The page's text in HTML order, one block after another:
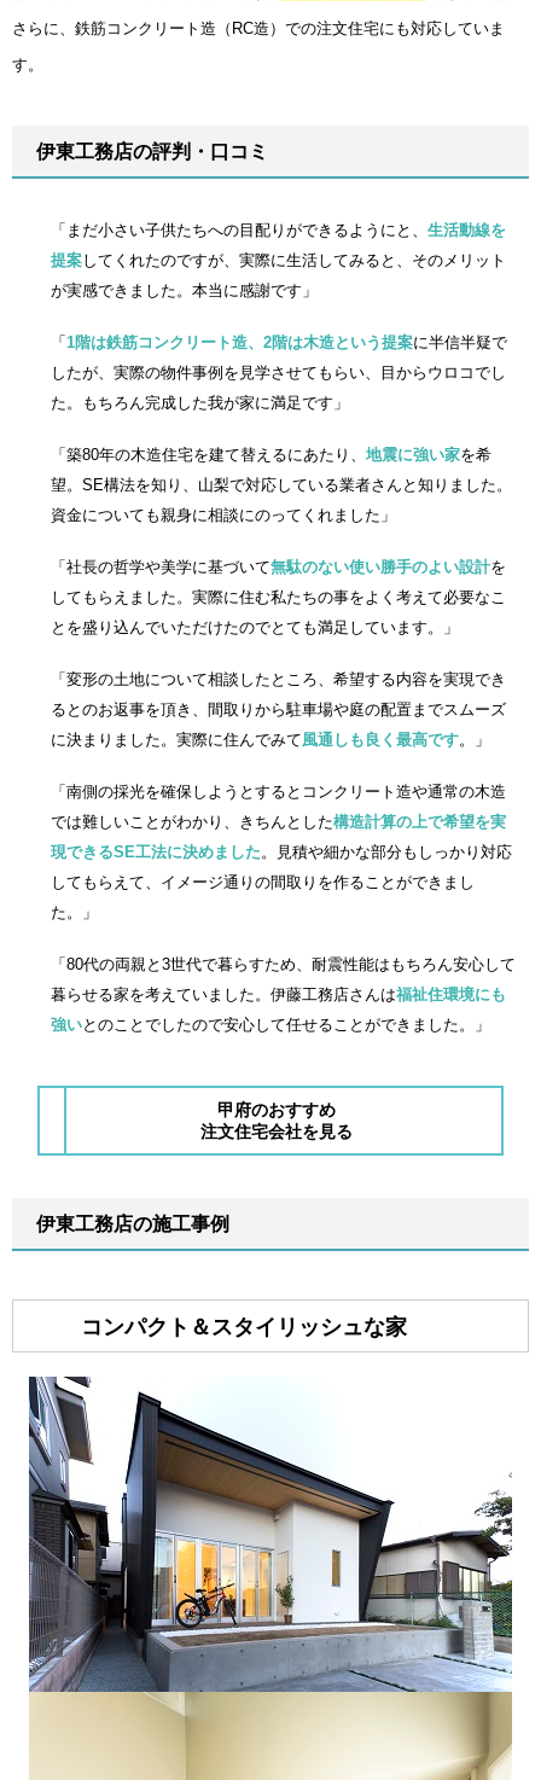
さらに、鉄筋コンクリート造（RC造）での注文住宅にも対応していま
す。
伊東工務店の評判・口コミ
「まだ小さい子供たちへの目配りができるようにと、 生活動線を
提案してくれたのですが、実際に生活してみると、そのメリット
が実感できました。本当に感謝です」
「1階は鉄筋コンクリート造、2階は木造という提案に半信半疑で
したが、実際の物件事例を見学させてもらい、目からウロコでし
た。もちろん完成した我が家に満足です」
「築80年の木造住宅を建て替えるにあたり、 地震に強い家を希
望。SE構法を知り、山梨で対応している業者さんと知りました。
資金についても親身に相談にのってくれました」
「社長の哲学や美学に基づいて無駄のない使い勝手のよい設計を
してもらえました。実際に住む私たちの事をよく考えて必要なこ
とを盛り込んでいただけたのでとても満足しています。」
「変形の土地について相談したところ、希望する内容を実現でき
るとのお返事を頂き、間取りから駐車場や庭の配置までスムーズ
に決まりました。実際に住んでみて風通しも良く最高です。」
「南側の採光を確保しようとするとコンクリート造や通常の木造
では難しいことがわかり、きちんとした構造計算の上で希望を実
現できるSE工法に決めました 。見積や細かな部分もしっかり対応
してもらえて、イメージ通りの間取りを作ることができまし
た。」
「80代の両親と3世代で暮らすため、耐震性能はもちろん安心して
暮らせる家を考えていました。伊藤工務店さんは福祉住環境にも
強いとのことでしたので安心して任せることができました。」
甲府のおすすめ
注文住宅会社を見る
伊東工務店の施工事例
コンパクト＆スタイリッシュな家